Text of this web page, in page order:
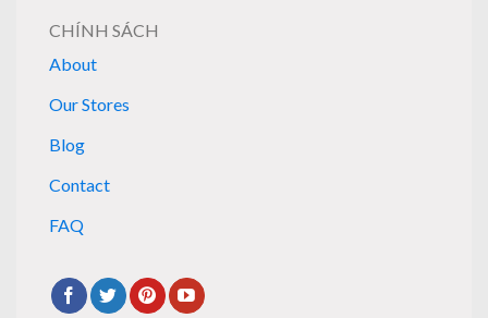
CHÍNH SÁCH
About
Our Stores
Blog
Contact
FAQ